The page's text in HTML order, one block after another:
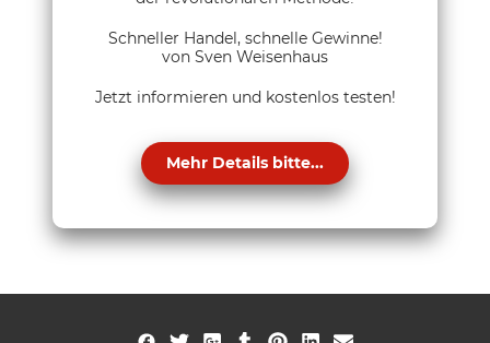
Schneller Handel, schnelle Gewinne!
von Sven Weisenhaus
Jetzt informieren und kostenlos testen!
Mehr Details bitte...